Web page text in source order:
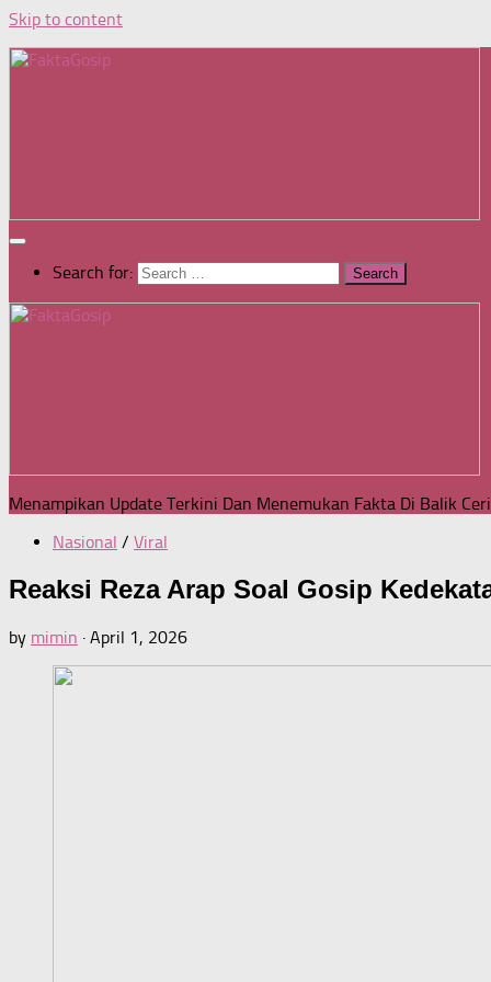
Skip to content
Search for:
Menampikan Update Terkini Dan Menemukan Fakta Di Balik
Nasional / Viral
Reaksi Reza Arap Soal Gosip
by mimin · April 1, 2026